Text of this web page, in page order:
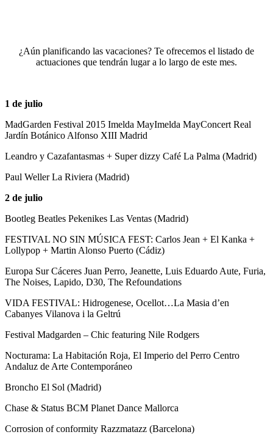
¿Aún planificando las vacaciones? Te ofrecemos el listado de
actuaciones que tendrán lugar a lo largo de este mes.
1 de julio
MadGarden Festival 2015 Imelda MayImelda MayConcert Real
Jardín Botánico Alfonso XIII Madrid
Leandro y Cazafantasmas + Super dizzy Café La Palma (Madrid)
Paul Weller La Riviera (Madrid)
2 de julio
Bootleg Beatles Pekenikes Las Ventas (Madrid)
FESTIVAL NO SIN MÚSICA FEST: Carlos Jean + El Kanka +
Lollypop + Martin Alonso Puerto (Cádiz)
Europa Sur Cáceres Juan Perro, Jeanette, Luis Eduardo Aute, Furia,
The Noises, Lapido, D30, The Refoundations
VIDA FESTIVAL: Hidrogenese, Ocellot…La Masia d’en
Cabanyes Vilanova i la Geltrú
Festival Madgarden – Chic featuring Nile Rodgers
Nocturama: La Habitación Roja, El Imperio del Perro Centro
Andaluz de Arte Contemporáneo
Broncho El Sol (Madrid)
Chase & Status BCM Planet Dance Mallorca
Corrosion of conformity Razzmatazz (Barcelona)